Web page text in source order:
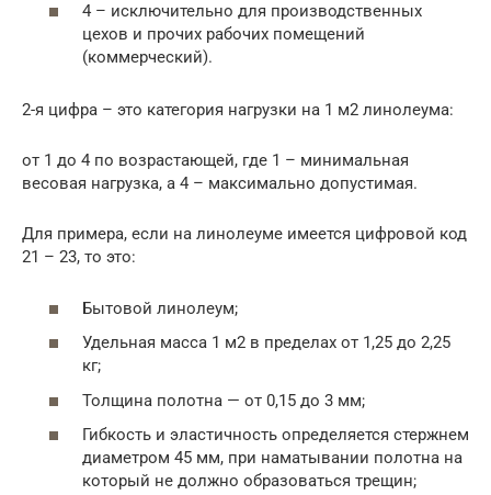
4 – исключительно для производственных
цехов и прочих рабочих помещений
(коммерческий).
2-я цифра – это категория нагрузки на 1 м2 линолеума:
от 1 до 4 по возрастающей, где 1 – минимальная
весовая нагрузка, а 4 – максимально допустимая.
Для примера, если на линолеуме имеется цифровой код
21 – 23, то это:
Бытовой линолеум;
Удельная масса 1 м2 в пределах от 1,25 до 2,25
кг;
Толщина полотна — от 0,15 до 3 мм;
Гибкость и эластичность определяется стержнем
диаметром 45 мм, при наматывании полотна на
который не должно образоваться трещин;